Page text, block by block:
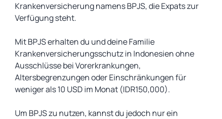
Krankenversicherung namens BPJS, die Expats zur
Verfügung steht.
Mit BPJS erhalten du und deine Familie
Krankenversicherungsschutz in Indonesien ohne
Ausschlüsse bei Vorerkrankungen,
Altersbegrenzungen oder Einschränkungen für
weniger als 10 USD im Monat (IDR150,000).
Um BPJS zu nutzen, kannst du jedoch nur ein